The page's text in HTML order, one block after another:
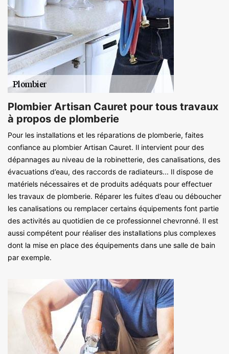
Plombier Artisan Cauret pour tous travaux
à propos de plomberie
Pour les installations et les réparations de plomberie, faites
confiance au plombier Artisan Cauret. Il intervient pour des
dépannages au niveau de la robinetterie, des canalisations, des
évacuations d’eau, des raccords de radiateurs... Il dispose de
matériels nécessaires et de produits adéquats pour effectuer
les travaux de plomberie. Réparer les fuites d’eau ou déboucher
les canalisations ou remplacer certains équipements font partie
des activités au quotidien de ce professionnel chevronné. Il est
aussi compétent pour réaliser des installations plus complexes
dont la mise en place des équipements dans une salle de bain
par exemple.